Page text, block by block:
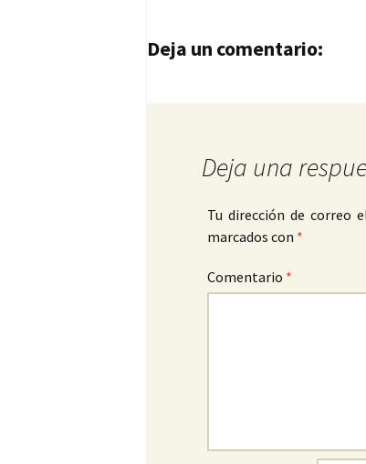
Navegación de
Deja un comentario:
Deja una
Tu dirección de correo
marcados con *
Comentario *